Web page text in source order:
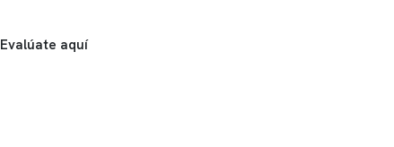
Evalúate aquí